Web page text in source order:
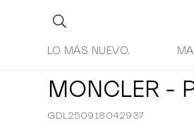
LO MÁS NUEVO.
MONCLER -
GDL250918042937